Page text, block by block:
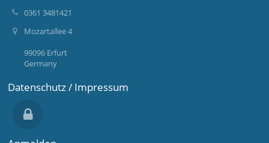
0361 3481421
Mozartallee 4
99096 Erfurt
Germany
Datenschutz / Impressum